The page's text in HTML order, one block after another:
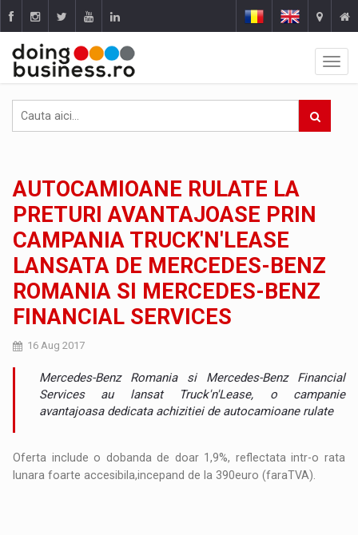
AUTOCAMIOANE RULATE LA
PRETURI AVANTAJOASE PRIN
CAMPANIA TRUCK'N'LEASE
LANSATA DE MERCEDES-BENZ
ROMANIA SI MERCEDES-BENZ
FINANCIAL SERVICES
16 Aug 2017
Mercedes-Benz Romania si Mercedes-Benz Financial
Services au lansat Truck'n'Lease, o campanie
avantajoasa dedicata achizitiei de autocamioane rulate
Oferta include o dobanda de doar 1,9%, reflectata intr-o rata
lunara foarte accesibila,incepand de la 390euro (faraTVA).